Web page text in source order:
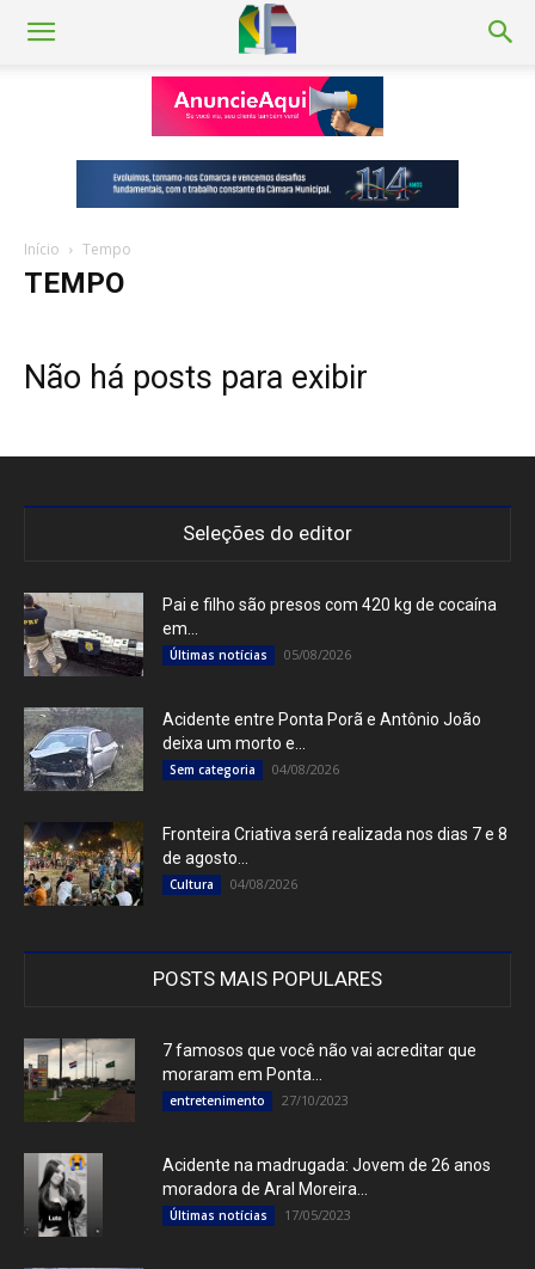
Início Tempo
TEMPO
Não há posts para exibir
Seleções do editor
Pai e filho são presos com 420 kg de cocaína
em...
Últimas notícias 05/08/2026
Acidente entre Ponta Porã e Antônio João
deixa um morto e...
Sem categoria 04/08/2026
Fronteira Criativa será realizada nos dias 7 e 8
de agosto...
Cultura 04/08/2026
POSTS MAIS POPULARES
7 famosos que você não vai acreditar que
moraram em Ponta...
entretenimento 27/10/2023
Acidente na madrugada: Jovem de 26 anos
moradora de Aral Moreira...
Últimas notícias 17/05/2023